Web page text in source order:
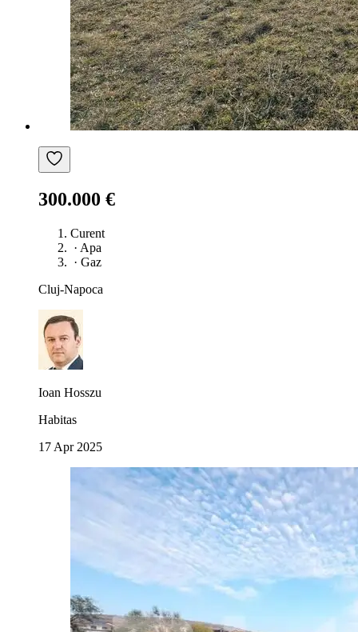
300.000 €
Curent
· Apa
· Gaz
Cluj-Napoca
Ioan Hosszu
Habitas
17 Apr 2025